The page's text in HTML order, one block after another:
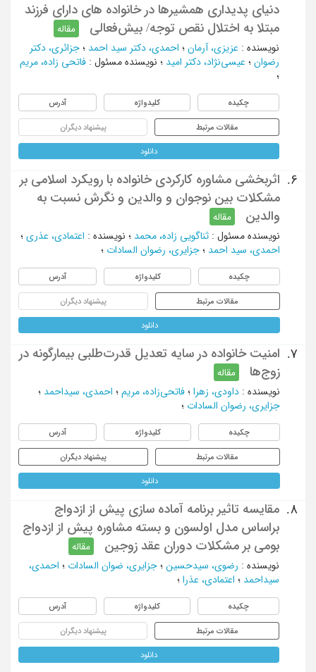
دنیای پدیداری همشیرها در خانواده های دارای فرزند
مبتلا به اختلال نقص توجه/ بیش‌فعالی
مقاله
نویسنده : عزیزی، آرمان ؛ احمدی، دکتر سید احمد ؛ جزائری، دکتر
رضوان ؛ عیسی‌نژاد، دکتر امید ؛ نویسنده مسئول : فاتحی زاده، مریم
؛
چکیده کلیدواژه آدرس
مقالات مرتبط پیشنهاد دیگران
دانلود
6.
اثربخشی مشاوره کارکردی خانواده با رویکرد اسلامی بر
مشکلات بین نوجوان و والدین و نگرش نسبت به
والدین
مقاله
نویسنده مسئول : ثناگویی زاده، محمد ؛ نویسنده : اعتمادی، عذری ؛
احمدی، سید احمد ؛ جزایری، رضوان السادات ؛
چکیده کلیدواژه آدرس
مقالات مرتبط پیشنهاد دیگران
دانلود
7.
امنیت خانواده در سایه تعدیل قدرت‌طلبی بیمارگونه در
زوج‌ها
مقاله
نویسنده : داودی، زهرا ؛ فاتحی‌زاده، مریم ؛ احمدی، سیداحمد ؛
جزایری، رضوان السادات ؛
چکیده کلیدواژه آدرس
مقالات مرتبط پیشنهاد دیگران
دانلود
8.
مقایسه تاثیر برنامه آماده سازی پیش از ازدواج
براساس مدل اولسون و بسته مشاوره پیش از ازدواج
بومی بر مشکلات دوران عقد زوجین
مقاله
نویسنده : رضوی، سیدحسین ؛ جزایری، ضوان السادات ؛ احمدی،
سیداحمد ؛ اعتمادی، عذرا ؛
چکیده کلیدواژه آدرس
مقالات مرتبط پیشنهاد دیگران
دانلود